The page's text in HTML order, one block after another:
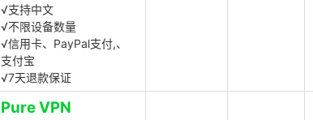
√支持中文
√不限设备数量
√信用卡、PayPal支付,、
支付宝
√7天退款保证
Pure VPN